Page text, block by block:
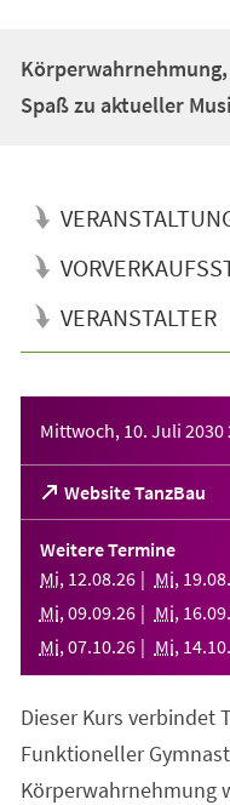
Spaß zu aktueller
VERANSTALTER
Mittwoch, 10. Juli 2030
Website TanzBau
(Öffnet
in
einem
neuen
Tab)
Weitere Termine
Mi, 12.08.26 Mi, 19.08.
Mi, 09.09.26 Mi, 16.09.
Mi, 07.10.26 Mi, 14.10.
Dieser Kurs verbindet
Funktioneller
Körperwahrnehmung